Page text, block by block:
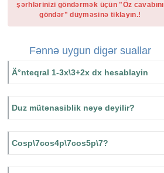
şərhlərinizi göndərmək üçün "Öz cavabını
göndər" düyməsinə tiklayın.!
Fənnə uygun digər suallar
Ä°nteqral 1-3x\3+2x dx hesablayin
Duz mütənasiblik nəyə deyilir?
Cosp\7cos4p\7cos5p\7?